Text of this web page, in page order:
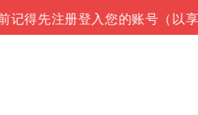
先注册登入您的账号（以享有